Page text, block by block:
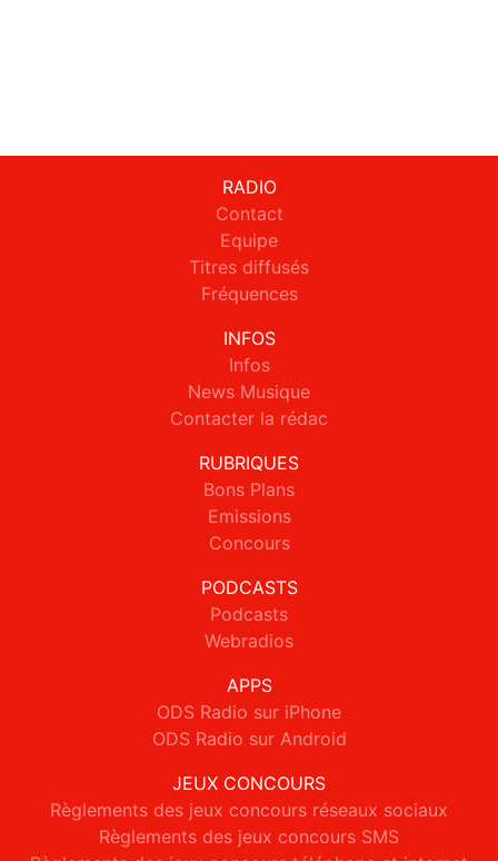
RADIO
Contact
Equipe
Titres diffusés
Fréquences
INFOS
Infos
News Musique
Contacter la rédac
RUBRIQUES
Bons Plans
Emissions
Concours
PODCASTS
Podcasts
Webradios
APPS
ODS Radio sur iPhone
ODS Radio sur Android
JEUX CONCOURS
Règlements des jeux concours réseaux sociaux
Règlements des jeux concours SMS